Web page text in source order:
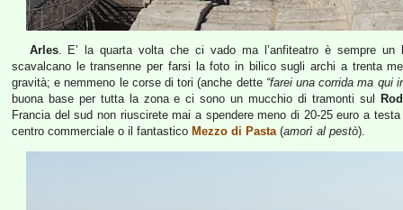
Arles. E’ la quarta volta che ci vado ma l’anfiteatro è sempre
scavalcano le transenne per farsi la foto in bilico sugli archi a trenta
gravità; e nemmeno le corse di tori (anche dette “farei una corrida ma qui
buona base per tutta la zona e ci sono un mucchio di tramonti sul
Francia del sud non riuscirete mai a spendere meno di 20-25 euro a
centro commerciale o il fantastico Mezzo di Pasta(amorì al pestò).